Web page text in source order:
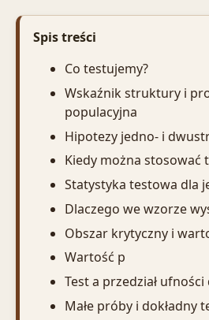
Spis treści
Co testujemy?
Wskaźnik struktury i
populacyjna
Hipotezy jedno- i
Kiedy można stosować
Statystyka testowa dla
Dlaczego we wzorze
Obszar krytyczny i
Wartość p
Test a przedział
Małe próby i dokładny